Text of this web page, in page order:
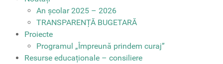
An școlar 2025 – 2026
TRANSPARENȚĂ BUGETARĂ
Proiecte
Programul „Împreună prindem curaj”
Resurse educaționale – consiliere